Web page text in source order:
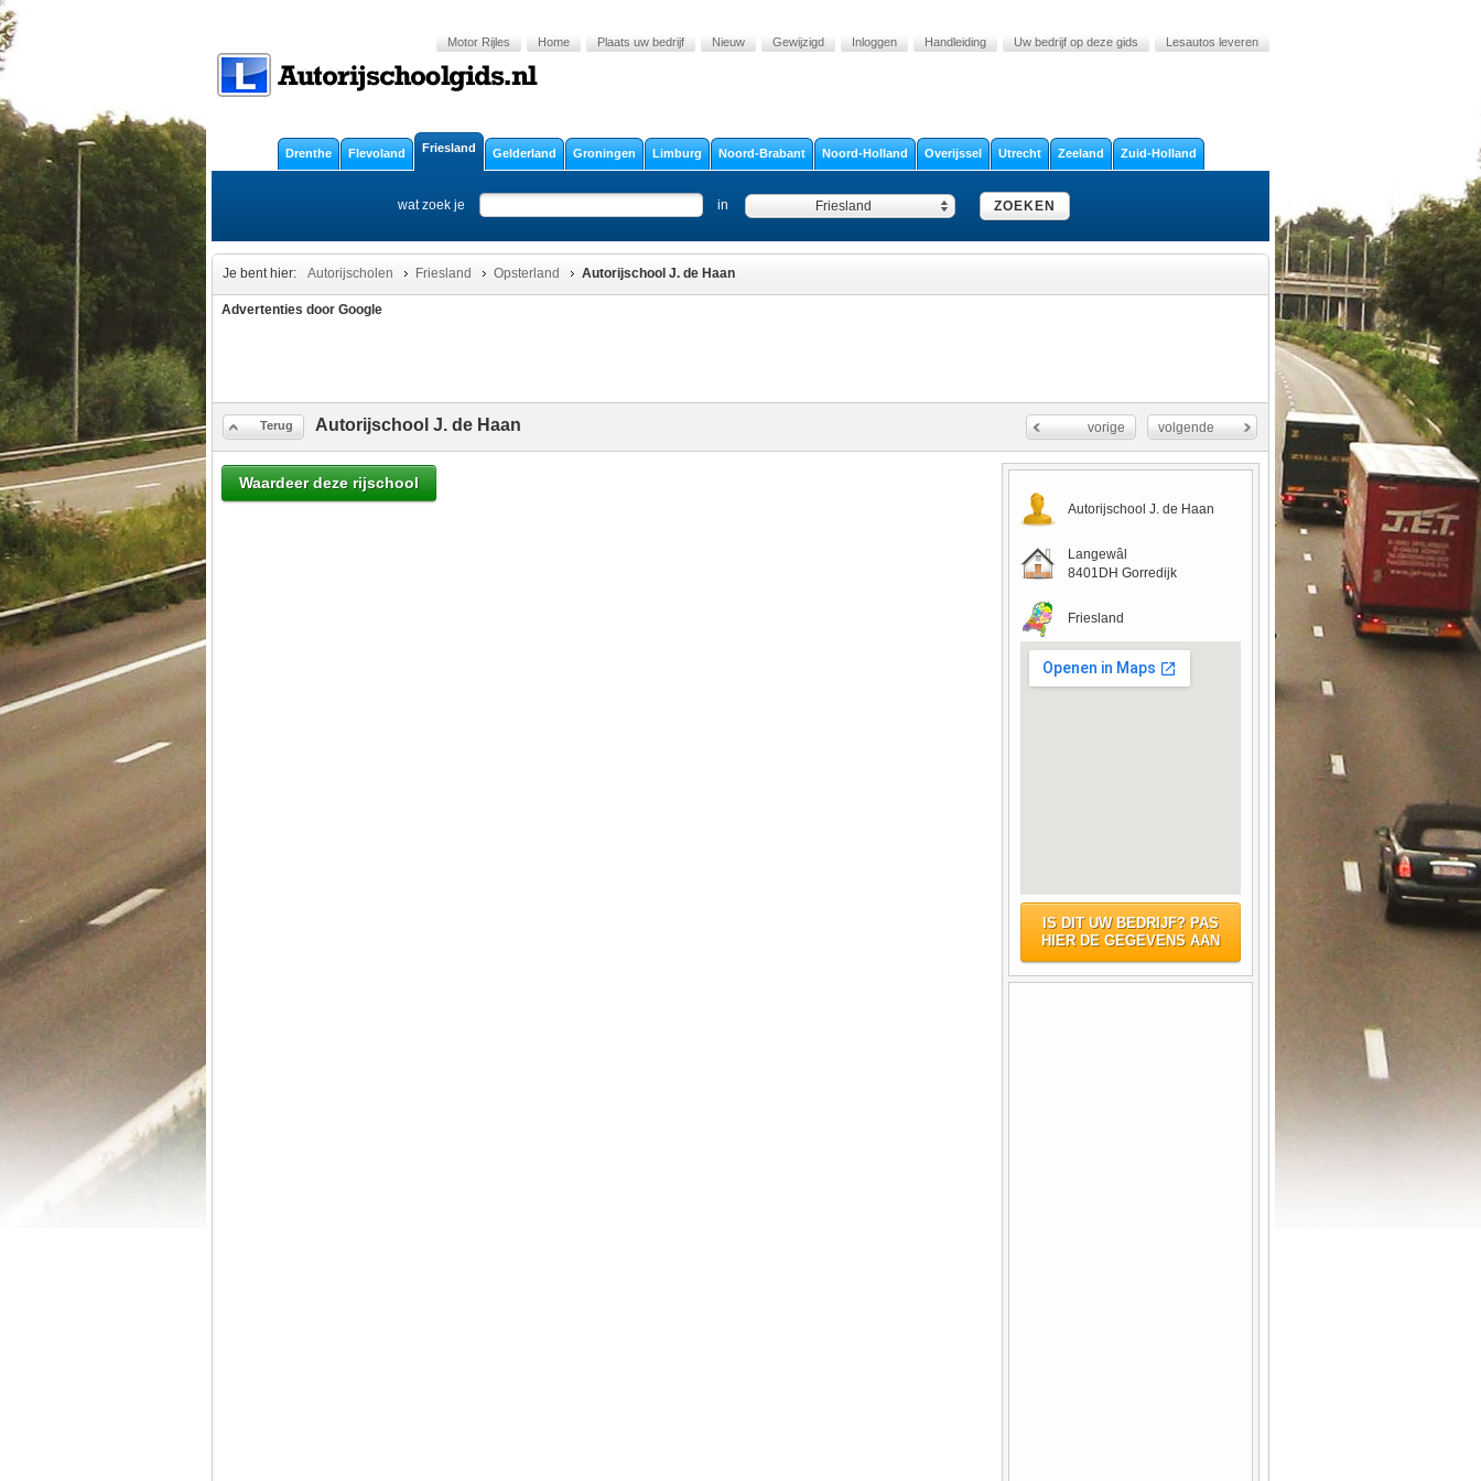
Motor Rijles Home Plaats uw bedrijf Nieuw Gewijzigd Inloggen Handleiding Uw bedrijf op deze gids Lesautos leveren
Drenthe Flevoland Friesland Gelderland Groningen Limburg Noord-Brabant Noord-Holland Overijssel Utrecht Zeeland Zuid-Holland
wat zoek je in Friesland ZOEKEN
Je bent hier: Autorijscholen Friesland Opsterland Autorijschool J. de Haan
Advertenties door Google
Terug Autorijschool J. de Haan vorige volgende
Autorijschool J. de Haan
Langewâl
8401DH Gorredijk
Friesland
IS DIT UW BEDRIJF? PAS
HIER DE GEGEVENS AAN
Waardeer deze rijschool